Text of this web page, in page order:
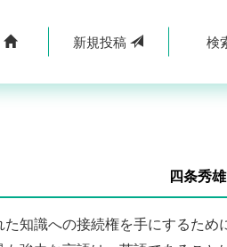
新規投稿 検
四条秀
知識への接続権を手にするため